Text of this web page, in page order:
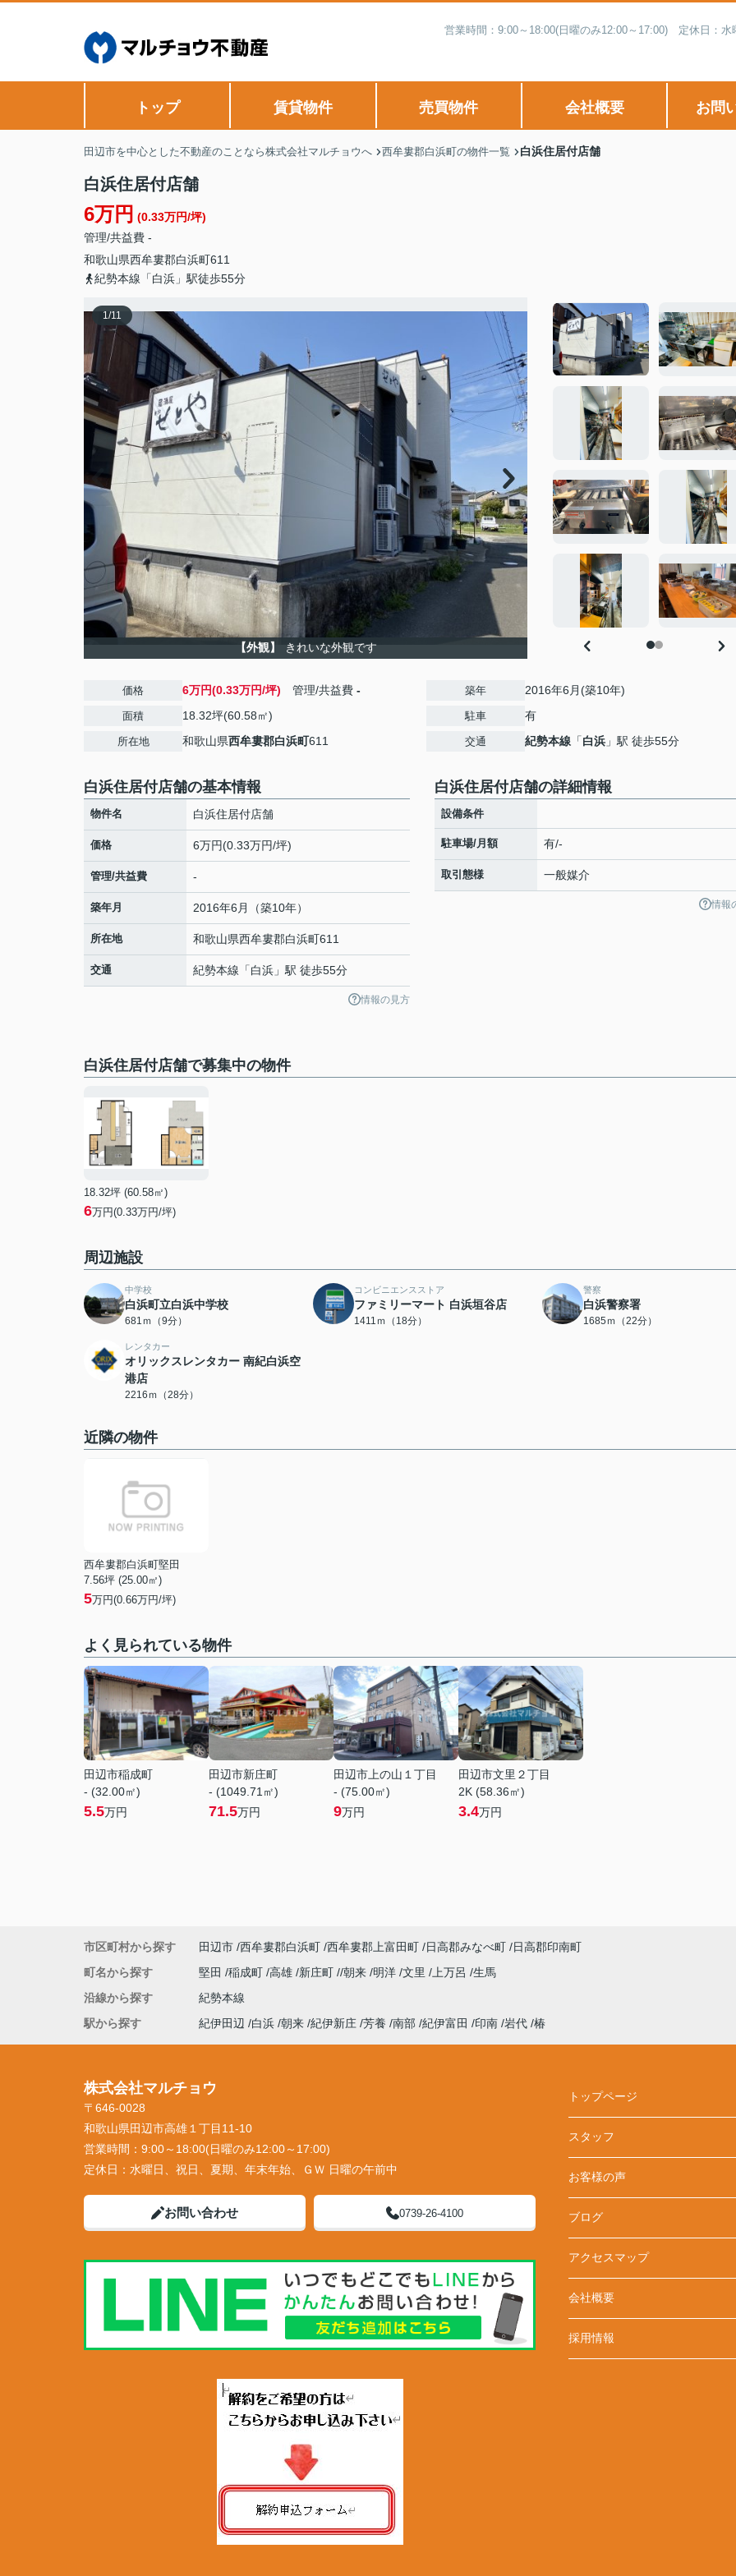
営業時間：9:00～18:00(日曜のみ12:00～17:00) 定休日：
トップ 賃貸物件 売買物件 会社概要 お問
田辺市を中心とした不動産のことなら株式会社マルチョウへ 西牟婁郡白浜町の物件一覧 白浜住居付店舗
白浜住居付店舗
6万円 (0.33万円/坪)
管理/共益費 -
和歌山県西牟婁郡白浜町611
紀勢本線「白浜」駅徒歩55分
1/11
【外観】 きれいな外観です
価格 6万円(0.33万円/坪) 管理/共益費 -
面積 18.32坪(60.58㎡)
所在地 和歌山県西牟婁郡白浜町611
築年 2016年6月(築10年)
駐車 有
交通 紀勢本線 「白浜 」駅 徒歩55分
白浜住居付店舗の基本情報
物件名 白浜住居付店舗
価格 6万円(0.33万円/坪)
管理/共益費 -
築年月 2016年6月（築10年）
所在地 和歌山県西牟婁郡白浜町611
交通 紀勢本線 「白浜 」駅 徒歩55分
情報の見方
白浜住居付店舗の詳細情報
設備条件
駐車場/月額 有/-
取引態様 一般媒介
情報
白浜住居付店舗で募集中の物件
18.32坪 (60.58㎡)
6万円(0.33万円/坪)
周辺施設
中学校
白浜町立白浜中学校
681ｍ（9分）
コンビニエンスストア
ファミリーマート 白浜垣谷店
1411ｍ（18分）
警察
白浜警察署
1685ｍ（22分）
レンタカー
オリックスレンタカー 南紀白浜空
港店
2216ｍ（28分）
近隣の物件
西牟婁郡白浜町堅田
7.56坪 (25.00㎡)
5万円(0.66万円/坪)
よく見られている物件
田辺市稲成町
- (32.00㎡)
5.5万円
田辺市新庄町
- (1049.71㎡)
71.5万円
田辺市上の山１丁目
- (75.00㎡)
9万円
田辺市文里２丁目
2K (58.36㎡)
3.4万円
市区町村から探す 田辺市 西牟婁郡白浜町 西牟婁郡上富田町 日高郡みなべ町
日高郡印南町
町名から探す
堅田 稲成町 高雄 新庄町 朝来 明洋 文里 上万呂
生馬
沿線から探す
紀勢本線
駅から探す
紀伊田辺 白浜 朝来 紀伊新庄 芳養 南部 紀伊富田 印南 岩代 椿
株式会社マルチョウ
〒646-0028
和歌山県田辺市高雄１丁目11-10
営業時間： 9:00～18:00(日曜のみ12:00～17:00)
定休日： 水曜日、祝日、夏期、年末年始、ＧＷ 日曜の午前中
お問い合わせ 0739-26-4100
トップページ
スタッフ
お客様の声
ブログ
アクセスマップ
会社概要
採用情報